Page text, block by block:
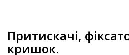
Притискачі,
кришок.